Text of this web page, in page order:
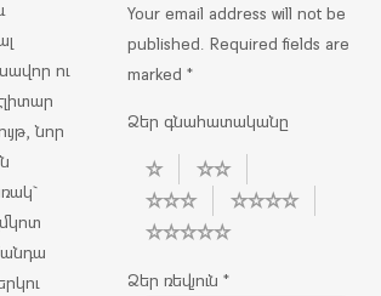
ու
նոր
Your email address will not be
published. Required fields are
marked *
Ձեր գնահատականը
Ձեր ռեվյուն *